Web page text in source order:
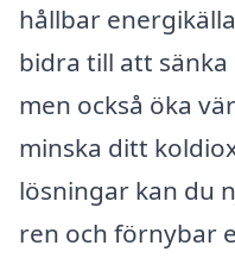
hållbar
bidra till att
men också öka
minska ditt
lösningar kan du
ren och förnybar